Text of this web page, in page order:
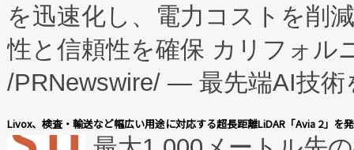
従来のフェッドバッチ施設の
に、患者やサプライチェーン
キー方式で拡張性が高く、持
す。FCCM‑を活用した現地生
を迅速化し、電力コストを削
性と信頼性を確保 カリフォル
/PRNewswire/ — 最先端AI技術
会社エーアイ・アンド：本社
Livox、検査・輸送など幅広い用途に対応する超長距離LiDAR「Avia 2」を